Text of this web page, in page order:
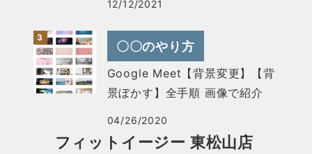
12/12/2021
〇〇のやり方
Google Meet【背景変更】【背
景ぼかす】全手順 画像で紹介
04/26/2020
フィットイージー 東松山店